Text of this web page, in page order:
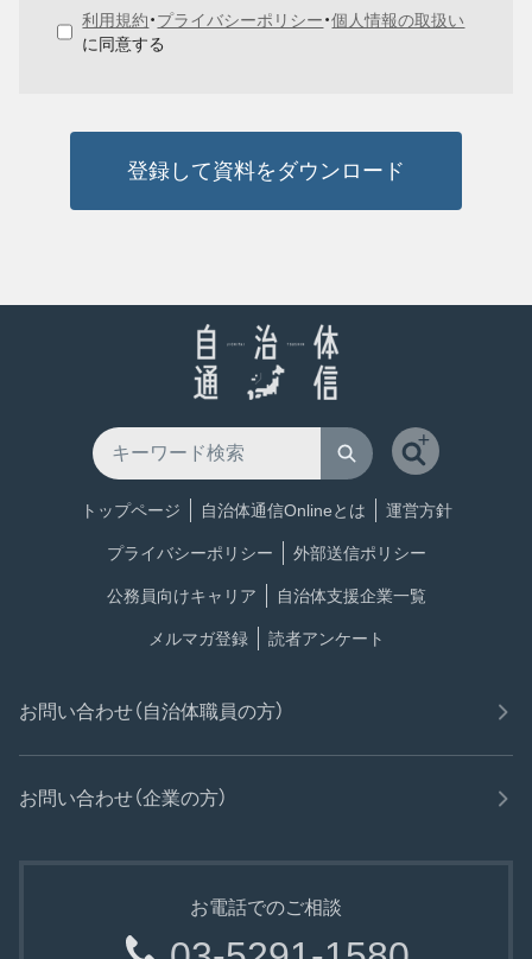
利用規約・プライバシーポリシー・個人情報の取扱い
に同意する
登録して資料をダウンロード
トップページ 自治体通信Onlineとは 運営方針
プライバシーポリシー 外部送信ポリシー
公務員向けキャリア 自治体支援企業一覧
メルマガ登録 読者アンケート
お問い合わせ（自治体職員の方）
お問い合わせ（企業の方）
お電話でのご相談